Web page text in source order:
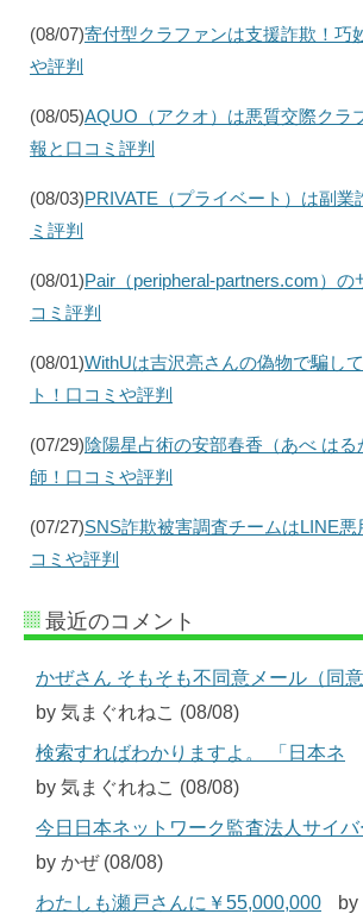
(08/07)寄付型クラファンは支援詐欺！巧
や評判
(08/05)AQUO（アクオ）は悪質交際クラ
報と口コミ評判
(08/03)PRIVATE（プライベート）は副業
ミ評判
(08/01)Pair（peripheral-partners.com）の
コミ評判
(08/01)WithUは吉沢亮さんの偽物で騙し
ト！口コミや評判
(07/29)陰陽星占術の安部春香（あべ はる
師！口コミや評判
(07/27)SNS詐欺被害調査チームはLINE悪
コミや評判
最近のコメント
かぜさん そもそも不同意メール（同
by 気まぐれねこ (08/08)
検索すればわかりますよ。 「日本ネ
by 気まぐれねこ (08/08)
今日日本ネットワーク監査法人サイ
by かぜ (08/08)
わたしも瀬戸さんに￥55,000,000
by